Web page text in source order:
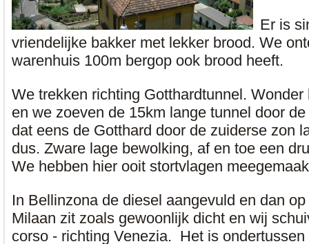
Er is
vriendelijke bakker met lekker brood. We
warenhuis 100m bergop ook brood heeft.
We trekken richting Gotthardtunnel.
en we zoeven de 15km lange tunnel door
dat eens de Gotthard door de zuiderse zon
dus. Zware lage bewolking, af en toe een
We hebben hier ooit stortvlagen
In Bellinzona de diesel aangevuld en dan
Milaan zit zoals gewoonlijk dicht en wij
corso - richting Venezia. Het is